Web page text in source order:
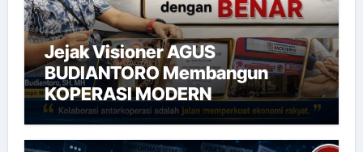
Jejak Visioner AGUS
BUDIANTORO Membangun
KOPERASI MODERN